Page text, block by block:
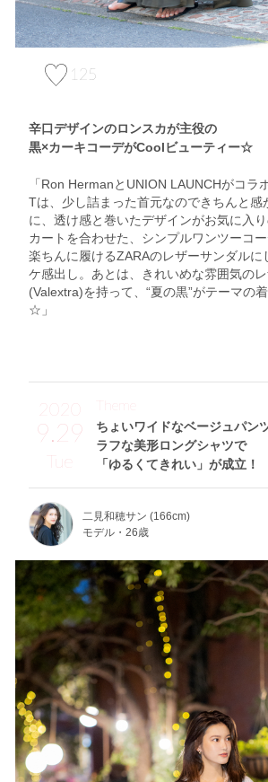
125
辛口デザインのロンスカが主役の
黒×カーキコーデがCoolビューティー☆
「Ron HermanとUNION LAUNCHがコラ
Tは、少し詰まった首元なのできちんと
に、透け感と巻いたデザインがお気に入
カートを合わせた、シンプルワンツーコ
楽ちんに履けるZARAのレザーサンダルに
ケ感出し。あとは、きれいめな雰囲気の
(Valextra)を持って、“夏の黒”がテーマの
☆」
9.29
Tue
ちょいワイドなベージュパン
ラフな美形ロングシャツで
「ゆるくてきれい」が成立！
Theme
二見和穂サン (166cm)
モデル・26歳